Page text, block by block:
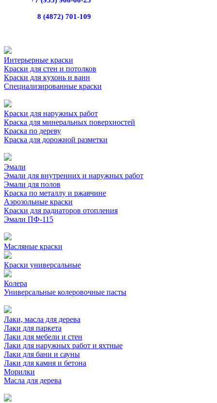
8 (4872) 701-109
Интерьерные краски
Краски для стен и потолков
Краски для кухонь и ванн
Специализированные краски
Краски для наружных работ
Краска для минеральных поверхностей
Краска по дереву
Краска для дорожной разметки
Эмали
Эмали для внутренних и наружных работ
Эмали для полов
Краска по металлу и ржавчине
Аэрозольные краски
Краски для радиаторов отопления
Эмали ПФ-115
Масляные краски
Краски универсальные
Колера
Универсальные колеровочные пасты
Лаки, масла для дерева
Лаки для паркета
Лаки для мебели и стен
Лаки для наружных работ и яхтные
Лаки для бани и сауны
Лаки для камня и бетона
Морилки
Масла для дерева